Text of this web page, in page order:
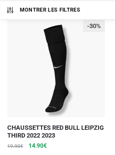
MONTRER LES FILTRES
-30%
CHAUSSETTES RED BULL LEIPZIG
THIRD 2022 2023
19.90€
Le
14.90€Le